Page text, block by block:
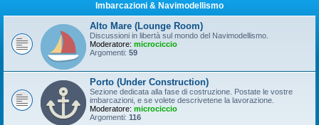
Imbarcazioni & Navimodellismo
Alto Mare (Lounge Room)
Discussioni in libertà sul mondo del Navimodellismo.
Moderatore: microciccio
Argomenti: 59
Porto (Under Construction)
Sezione dedicata alla fase di costruzione. Postate le vostre
imbarcazioni, e se volete descrivetene la lavorazione.
Moderatore: microciccio
Argomenti: 116